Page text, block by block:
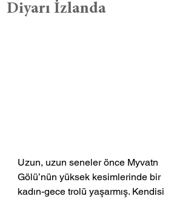
Diyarı İzlanda
Uzun, uzun seneler önce Myvatn
Gölü’nün yüksek kesimlerinde bir
kadın-gece trolü yaşarmış. Kendisi